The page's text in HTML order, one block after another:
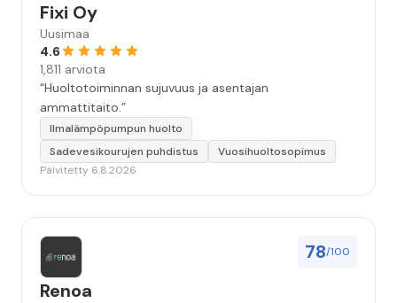
Fixi Oy
Uusimaa
4.6
1,811 arviota
“Huoltotoiminnan sujuvuus ja asentajan
ammattitaito.”
Ilmalämpöpumpun huolto
Sadevesikourujen puhdistus
Vuosihuoltosopimus
Päivitetty 6.8.2026
78/100
Renoa